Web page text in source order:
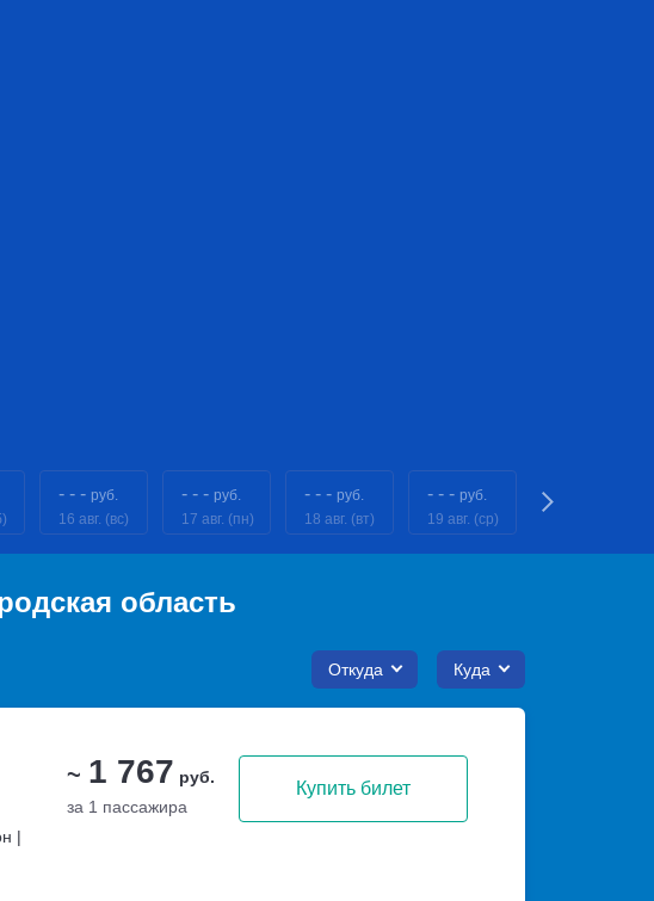
- - - руб.
16 авг. (вс)
- - - руб.
17 авг. (пн)
- - - руб.
18 авг. (вт)
- - - руб.
19 авг. (ср)
область
Откуда Куда
~ 1 767 руб.
за 1 пассажира
Купить билет
|